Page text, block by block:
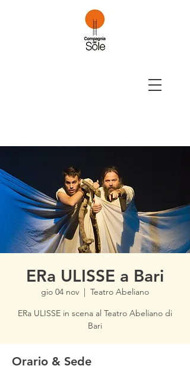
ERa ULISSE a Bari
gio 04 nov
  |
Teatro Abeliano
ERa ULISSE in scena al Teatro Abeliano di
Bari
Orario & Sede